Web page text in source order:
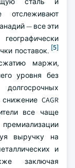
отслеживают
— все эти
поставок. [5]
маржи,
уровня без
CAGR
все чаще
выручку на
и
заключая